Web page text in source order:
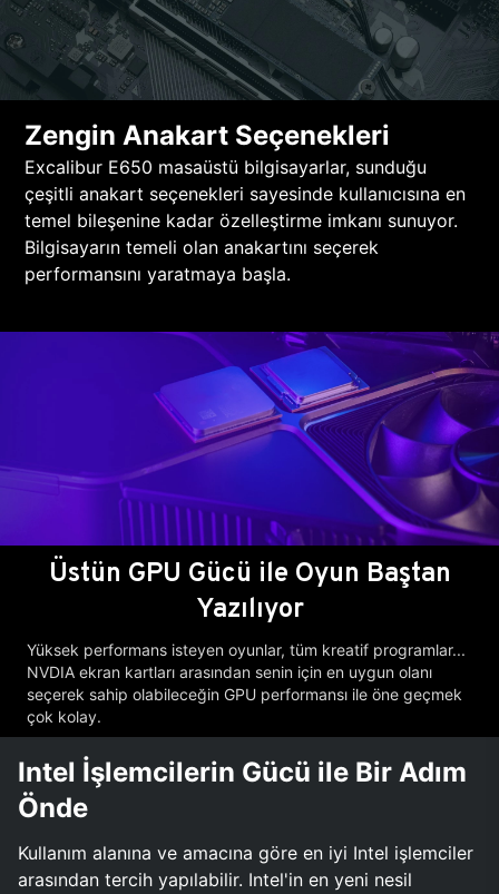
Zengin Anakart Seçenekleri
Excalibur E650 masaüstü bilgisayarlar, sunduğu
çeşitli anakart seçenekleri sayesinde kullanıcısına en
temel bileşenine kadar özelleştirme imkanı sunuyor.
Bilgisayarın temeli olan anakartını seçerek
performansını yaratmaya başla.
Üstün GPU Gücü ile Oyun Baştan
Yazılıyor
Yüksek performans isteyen oyunlar, tüm kreatif programlar...
NVDIA ekran kartları arasından senin için en uygun olanı
seçerek sahip olabileceğin GPU performansı ile öne geçmek
çok kolay.
Intel İşlemcilerin Gücü ile Bir Adım
Önde
Kullanım alanına ve amacına göre en iyi Intel işlemciler
arasından tercih yapılabilir. Intel'in en yeni nesil